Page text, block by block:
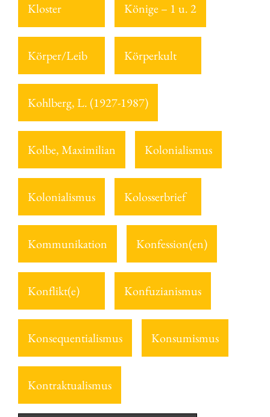
Kloster Könige – 1 u. 2
Körper/Leib Körperkult
Kohlberg, L. (1927-1987)
Kolbe, Maximilian Kolonialismus
Kolonialismus Kolosserbrief
Kommunikation Konfession(en)
Konflikt(e) Konfuzianismus
Konsequentialismus Konsumismus
Kontraktualismus